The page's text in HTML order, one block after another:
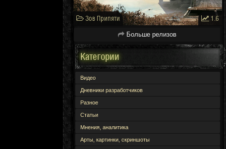
Зов Припяти 1.6
Больше релизов
Категории
Видео
Дневники разработчиков
Разное
Статьи
Мнения, аналитика
Арты, картинки, скриншоты